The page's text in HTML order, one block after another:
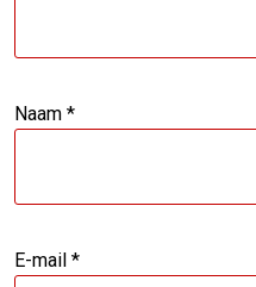
Naam *
E-mail *